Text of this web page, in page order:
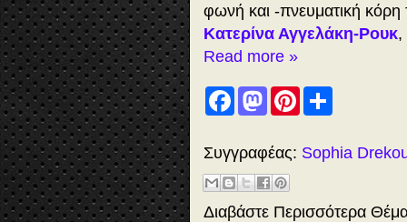
φωνή και -πνευματική κόρη
Κατερίνα Αγγελάκη-Ρουκ,
Read more »
F
a
b
o
o
k
M
a
o
o
n
P
e
t
e
Συγγραφέας: Sophia
Διαβάστε Περισσότερα